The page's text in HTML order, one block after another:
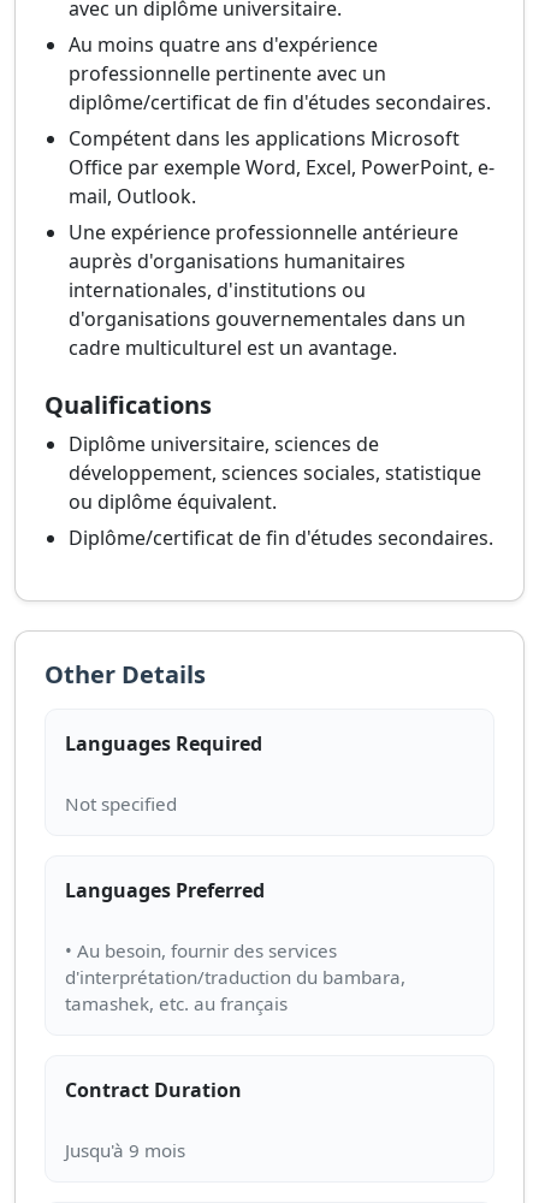
avec un diplôme universitaire.
Au moins quatre ans d'expérience
professionnelle pertinente avec un
diplôme/certificat de fin d'études secondaires.
Compétent dans les applications Microsoft
Office par exemple Word, Excel, PowerPoint, e-
mail, Outlook.
Une expérience professionnelle antérieure
auprès d'organisations humanitaires
internationales, d'institutions ou
d'organisations gouvernementales dans un
cadre multiculturel est un avantage.
Qualifications
Diplôme universitaire, sciences de
développement, sciences sociales, statistique
ou diplôme équivalent.
Diplôme/certificat de fin d'études secondaires.
Other Details
Languages Required
Languages Preferred
• Au besoin, fournir des services
d'interprétation/traduction du bambara,
Contract Duration